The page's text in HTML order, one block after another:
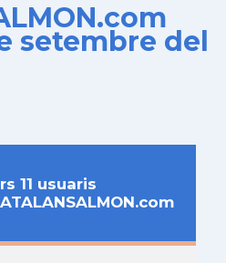
setembre del
11 usuaris